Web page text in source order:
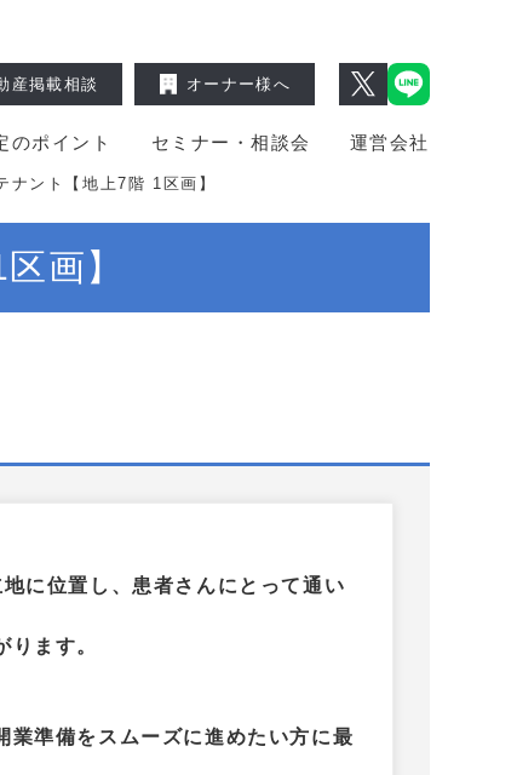
のポイント セミナー・相談会 運営会社
産掲載相談 オーナー様へ
ナント【地上7階 1区画】
画】
に位置し、患者さんにとって通い
ます。
業準備をスムーズに進めたい方に最